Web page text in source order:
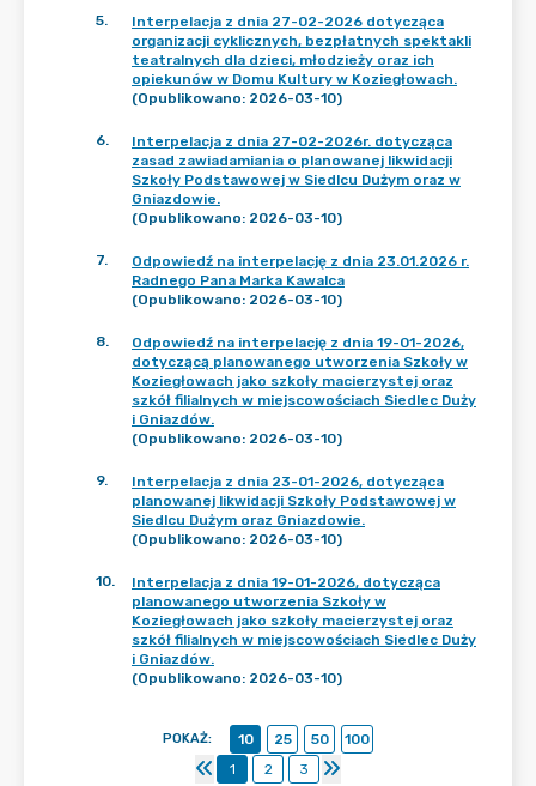
5.
Interpelacja z dnia 27-02-2026 dotycząca
organizacji cyklicznych, bezpłatnych spektakli
teatralnych dla dzieci, młodzieży oraz ich
opiekunów w Domu Kultury w Koziegłowach.
(Opublikowano: 2026-03-10)
6.
Interpelacja z dnia 27-02-2026r. dotycząca
zasad zawiadamiania o planowanej likwidacji
Szkoły Podstawowej w Siedlcu Dużym oraz w
Gniazdowie.
(Opublikowano: 2026-03-10)
7.
Odpowiedź na interpelację z dnia 23.01.2026 r.
Radnego Pana Marka Kawalca
(Opublikowano: 2026-03-10)
8.
Odpowiedź na interpelację z dnia 19-01-2026,
dotyczącą planowanego utworzenia Szkoły w
Koziegłowach jako szkoły macierzystej oraz
szkół filialnych w miejscowościach Siedlec Duży
i Gniazdów.
(Opublikowano: 2026-03-10)
9.
Interpelacja z dnia 23-01-2026, dotycząca
planowanej likwidacji Szkoły Podstawowej w
Siedlcu Dużym oraz Gniazdowie.
(Opublikowano: 2026-03-10)
10.
Interpelacja z dnia 19-01-2026, dotycząca
planowanego utworzenia Szkoły w
Koziegłowach jako szkoły macierzystej oraz
szkół filialnych w miejscowościach Siedlec Duży
i Gniazdów.
(Opublikowano: 2026-03-10)
POKAŻ: 10 25 50
100
1
2 3